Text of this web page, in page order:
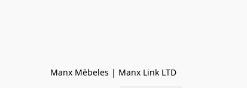
Manx Mēbeles | Manx Link LTD